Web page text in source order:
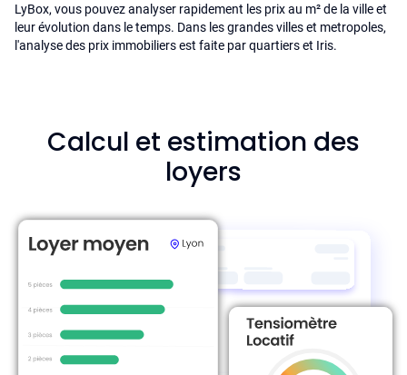
LyBox, vous pouvez analyser rapidement les prix au m² de la ville et
leur évolution dans le temps. Dans les grandes villes et metropoles,
l'analyse des prix immobiliers est faite par quartiers et Iris.
Calcul et estimation des
loyers